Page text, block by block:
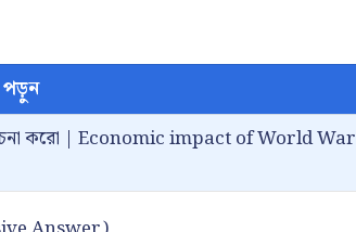
করো | Economic impact of World War